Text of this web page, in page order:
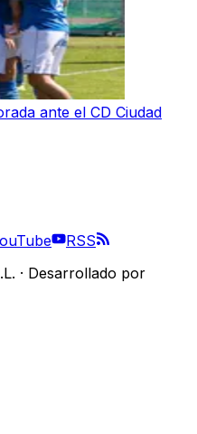
ante el CD Ciudad
RSS
· Desarrollado por